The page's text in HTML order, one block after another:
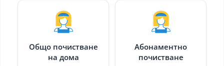
Общо почистване
на дома
Абонаментно
почистване